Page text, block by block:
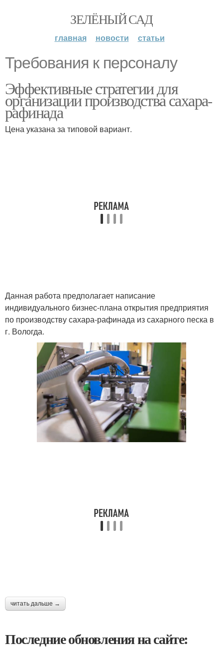
ЗЕЛЁНЫЙ САД
главная новости статьи
Требования к персоналу
Эффективные стратегии для
организации производства сахара-
рафинада
Цена указана за типовой вариант.
Данная работа предполагает написание
индивидуального бизнес-плана открытия предприятия
по производству сахара-рафинада из сахарного песка в
г. Вологда.
читать дальше →
Последние обновления на сайте: